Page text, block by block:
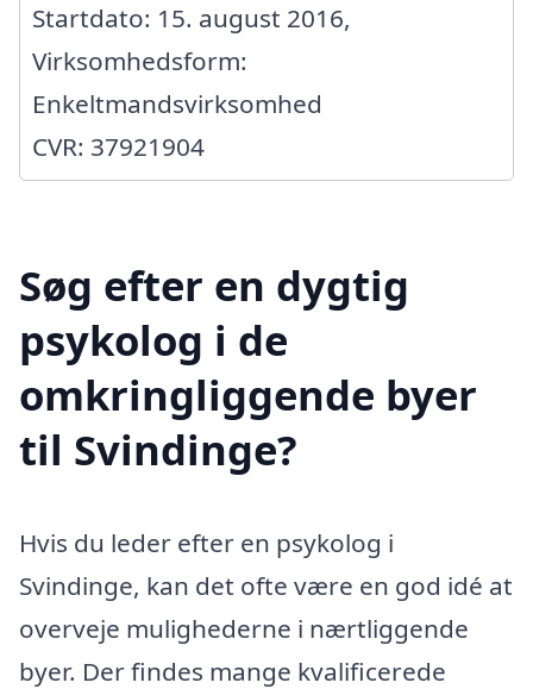
Startdato: 15. august 2016,
Virksomhedsform:
Enkeltmandsvirksomhed
CVR: 37921904
Søg efter en dygtig
psykolog i de
omkringliggende byer
til Svindinge?
Hvis du leder efter en psykolog i
Svindinge, kan det ofte være en god idé at
overveje mulighederne i nærtliggende
byer. Der findes mange kvalificerede